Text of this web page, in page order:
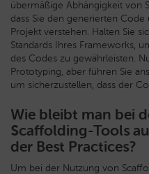
übermäßige Abhängigkeit von
dass Sie den generierten
Projekt verstehen. Halten Sie
Standards Ihres Frameworks,
des Codes zu gewährleisten.
Prototyping, aber führen Sie
um sicherzustellen, dass der
Wie bleibt man bei
Scaffolding-Tools
der Best Practices?
Um bei der Nutzung von